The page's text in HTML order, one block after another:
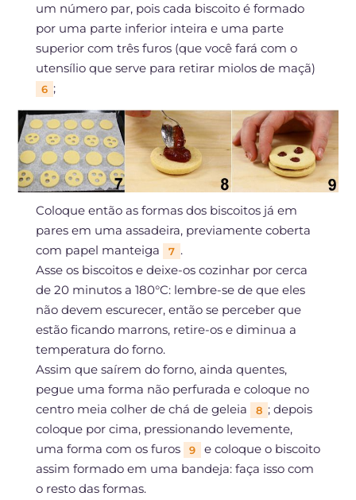
um número par, pois cada biscoito é formado
por uma parte inferior inteira e uma parte
superior com três furos (que você fará com o
utensílio que serve para retirar miolos de maçã)
6 ;
Coloque então as formas dos biscoitos já em
pares em uma assadeira, previamente coberta
com papel manteiga
7 .
Asse os biscoitos e deixe-os cozinhar por cerca
de 20 minutos a 180°C: lembre-se de que eles
não devem escurecer, então se perceber que
estão ficando marrons, retire-os e diminua a
temperatura do forno.
Assim que saírem do forno, ainda quentes,
pegue uma forma não perfurada e coloque no
centro meia colher de chá de geleia
8 ; depois
coloque por cima, pressionando levemente,
uma forma com os furos
9
e coloque o biscoito
assim formado em uma bandeja: faça isso com
o resto das formas.